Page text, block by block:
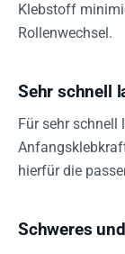
Klebstoff
Rollenwechsel.
Sehr schnell
Für sehr schnell
hierfür die
Schweres